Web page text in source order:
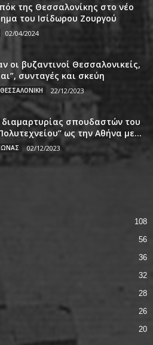
της Θεσσαλονίκης στο νέο
του Ισίδωρου Ζουργού
02/04/2024
οι βυζαντινοί Θεσσαλονικείς,
συνταγές και σκεύη
22/12/2023
σπουδαστών του
ως την Αθήνα με...
02/12/2023
108
56
36
32
28
26
20